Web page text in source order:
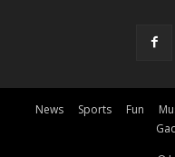
News Sports Fun